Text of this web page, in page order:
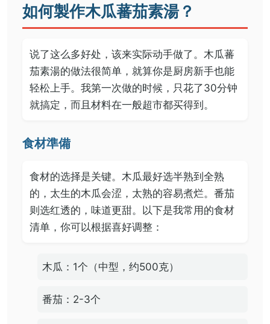
如何製作木瓜蕃茄素湯？
说了这么多好处，该来实际动手做了。木瓜蕃
茄素湯的做法很简单，就算你是厨房新手也能
轻松上手。我第一次做的时候，只花了30分钟
就搞定，而且材料在一般超市都买得到。
食材準備
食材的选择是关键。木瓜最好选半熟到全熟
的，太生的木瓜会涩，太熟的容易煮烂。番茄
则选红透的，味道更甜。以下是我常用的食材
清单，你可以根据喜好调整：
木瓜：1个（中型，约500克）
番茄：2-3个